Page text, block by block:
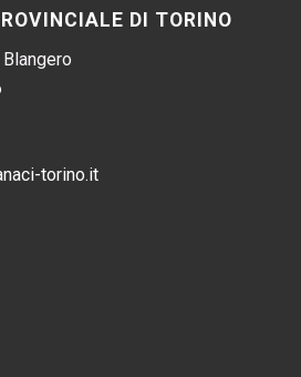
DI TORINO
torino.it